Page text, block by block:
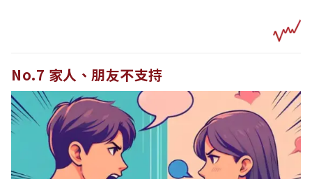
No.7 家人、朋友不支持